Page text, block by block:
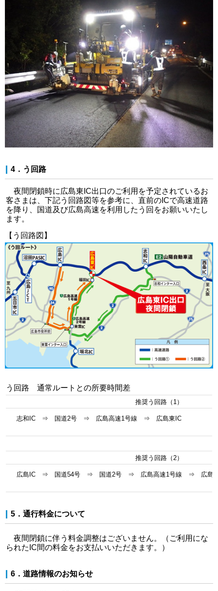
4．う回路
夜間閉鎖時に広島東IC出口のご利用を予定されているお
客さまは、下記う回路図等を参考に、直前のICで高速道路
を降り、国道及び広島高速を利用したう回をお願いいたし
ます。
【う回路図】
う回路 通常ルートとの所要時間差
推奨う回路（1）
志和IC ⇒ 国道2号 ⇒ 広島高速1号線 ⇒ 広島東IC
推奨う回路（2）
広島IC ⇒ 国道54号 ⇒ 国道2号 ⇒ 広島高速1号線 ⇒
5．通行料金について
夜間閉鎖に伴う料金調整はございません。（ご利用にな
られたIC間の料金をお支払いいただきます。）
6．道路情報のお知らせ